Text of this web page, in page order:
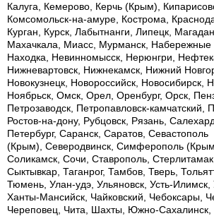
Калуга, Кемерово, Керчь (Крым),
Комсомольск-на-амуре, Кострома,
Курган, Курск, Лабытнанги, Липецк,
Махачкала, Миасс, Мурманск, Набережные
Находка, Невинномысск, Нерюнгри,
Нижневартовск, Нижнекамск, Нижний
Новокузнецк, Новороссийск, Новосибирск,
Ноябрьск, Омск, Орел, Оренбург, Орск,
Петрозаводск, Петропавловск-камчатский,
Ростов-на-дону, Рубцовск, Рязань,
Петербург, Саранск, Саратов, Севастополь
(Крым), Северодвинск, Симферополь
Соликамск, Сочи, Ставрополь,
Сыктывкар, Таганрог, Тамбов, Тверь,
Тюмень, Улан-удэ, Ульяновск, Усть-
Ханты-Мансийск, Чайковский, Чебоксары,
Череповец, Чита, Шахты, Южно-Сахалинск,